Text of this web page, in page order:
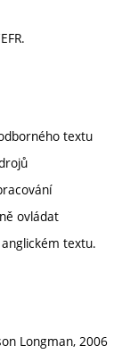
textu
ovládat
textu.
Longman, 2006